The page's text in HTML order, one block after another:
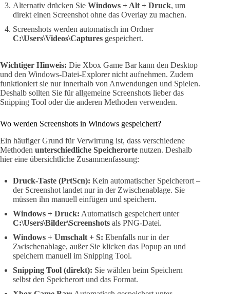
Alternativ drücken Sie Windows + Alt + Druck, um
direkt einen Screenshot ohne das Overlay zu machen.
Screenshots werden automatisch im Ordner
C:\Users\Videos\Captures gespeichert.
Wichtiger Hinweis: Die Xbox Game Bar kann den Desktop
und den Windows-Datei-Explorer nicht aufnehmen. Zudem
funktioniert sie nur innerhalb von Anwendungen und Spielen.
Deshalb sollten Sie für allgemeine Screenshots lieber das
Snipping Tool oder die anderen Methoden verwenden.
Wo werden Screenshots in Windows gespeichert?
Ein häufiger Grund für Verwirrung ist, dass verschiedene
Methoden unterschiedliche Speicherorte nutzen. Deshalb
hier eine übersichtliche Zusammenfassung:
Druck-Taste (PrtScn): Kein automatischer Speicherort –
der Screenshot landet nur in der Zwischenablage. Sie
müssen ihn manuell einfügen und speichern.
Windows + Druck: Automatisch gespeichert unter
C:\Users\Bilder\Screenshots als PNG-Datei.
Windows + Umschalt + S: Ebenfalls nur in der
Zwischenablage, außer Sie klicken das Popup an und
speichern manuell im Snipping Tool.
Snipping Tool (direkt): Sie wählen beim Speichern
selbst den Speicherort und das Format.